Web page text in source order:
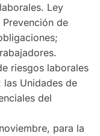
Ley
de
riesgos laborales
las Unidades de
del
para la